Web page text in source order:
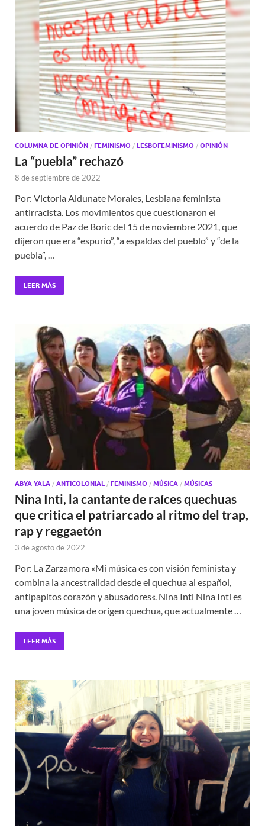
COLUMNA DE OPINIÓN / FEMINISMO / LESBOFEMINISMO / OPINIÓN
La “puebla” rechazó
8 de septiembre de 2022
Por: Victoria Aldunate Morales, Lesbiana feminista
antirracista. Los movimientos que cuestionaron el
acuerdo de Paz de Boric del 15 de noviembre 2021, que
dijeron que era “espurio”, “a espaldas del pueblo” y “de la
puebla”, …
LEER MÁS
ABYA YALA / ANTICOLONIAL / FEMINISMO / MÚSICA / MÚSICAS
Nina Inti, la cantante de raíces quechuas
que critica el patriarcado al ritmo del trap,
rap y reggaetón
3 de agosto de 2022
Por: La Zarzamora «Mi música es con visión feminista y
combina la ancestralidad desde el quechua al español,
antipapitos corazón y abusadores«. Nina Inti Nina Inti es
una joven música de origen quechua, que actualmente …
LEER MÁS